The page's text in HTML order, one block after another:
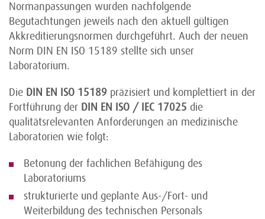
Normanpassungen wurden nachfolgende
Begutachtungen jeweils nach den aktuell gültigen
Akkreditierungsnormen durchgeführt. Auch der neuen
Norm DIN EN ISO 15189 stellte sich unser
Laboratorium.
Die DIN EN ISO 15189 präzisiert und komplettiert in der
Fortführung der DIN EN ISO / IEC 17025 die
qualitätsrelevanten Anforderungen an medizinische
Laboratorien wie folgt:
Betonung der fachlichen Befähigung des
Laboratoriums
strukturierte und geplante Aus-/Fort- und
Weiterbildung des technischen Personals